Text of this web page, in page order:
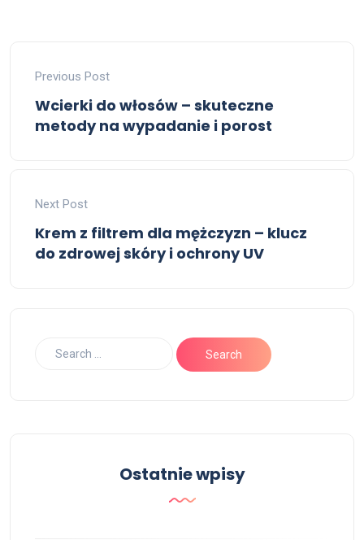
Previous Post
Wcierki do włosów – skuteczne
metody na wypadanie i porost
Next Post
Krem z filtrem dla mężczyzn – klucz
do zdrowej skóry i ochrony UV
Ostatnie wpisy